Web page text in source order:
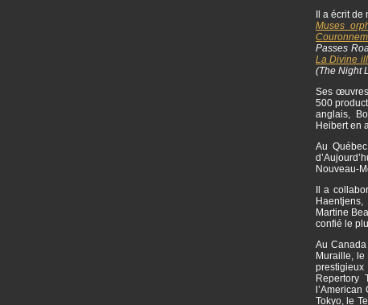
Il a écrit de
Muses
Passes
La Divine
(The Night
Ses
500
anglais,
Heibert en
Au
Nouveau-
Il a
Martine
confié le
Au
Muraille, le
prestigieux
Repertory
Tokyo, le